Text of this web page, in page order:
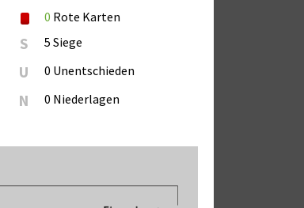
0 Rote Karten
S 5 Siege
U 0 Unentschieden
N 0 Niederlagen